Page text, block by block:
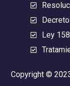
Ley
Copyright ©